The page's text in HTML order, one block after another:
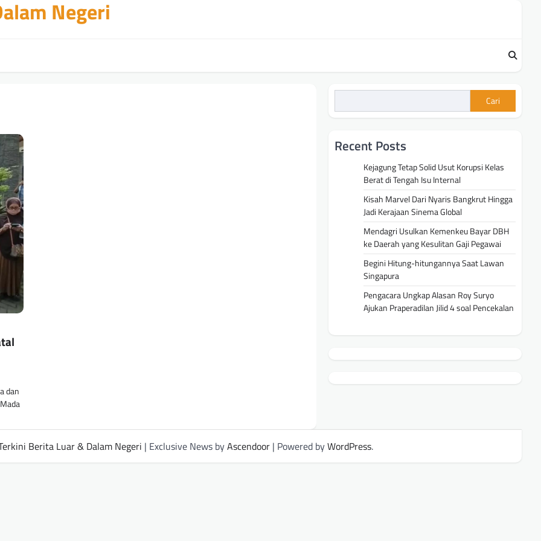
Negeri
dan
Cari
Recent Posts
Kejagung Tetap Solid Usut Korupsi Kelas
Berat di Tengah Isu Internal
Kisah Marvel Dari Nyaris Bangkrut Hingga
Jadi Kerajaan Sinema Global
Mendagri Usulkan Kemenkeu Bayar DBH
ke Daerah yang Kesulitan Gaji Pegawai
Begini Hitung-hitungannya Saat Lawan
Singapura
Pengacara Ungkap Alasan Roy Suryo
Ajukan Praperadilan Jilid 4 soal Pencekalan
Berita Luar & Dalam Negeri | Exclusive News byAscendoor | Powered byWordPress.